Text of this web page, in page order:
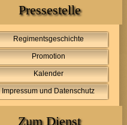
Pressestelle
Regimentsgeschichte
Promotion
Kalender
Impressum und Datenschutz
Zum Dienst